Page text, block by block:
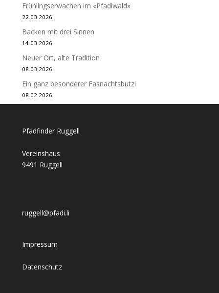
Frühlingserwachen im «Pfadiwald»
22.03.2026
Backen mit drei Sinnen
14.03.2026
Neuer Ort, alte Tradition
08.03.2026
Ein ganz besonderer Fasnachtsbutzi
08.02.2026
Pfadfinder Ruggell
Vereinshaus
9491 Ruggell
ruggell@pfadi.li
Impressum
Datenschutz